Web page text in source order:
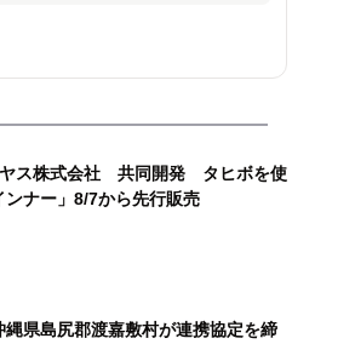
ヤス株式会社 共同開発 タヒボを使
ンナー」8/7から先行販売
県島尻郡渡嘉敷村が連携協定を締